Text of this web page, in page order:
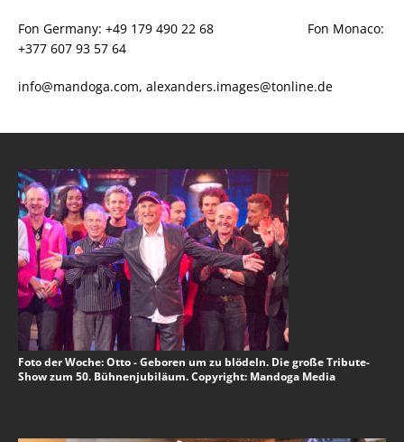
Fon Germany: +49 179 490 22 68 Fon Monaco:
+377 607 93 57 64
info@mandoga.com, alexanders.images@tonline.de
Foto der Woche: Otto - Geboren um zu blödeln. Die große Tribute-
Show zum 50. Bühnenjubiläum. Copyright: Mandoga Media